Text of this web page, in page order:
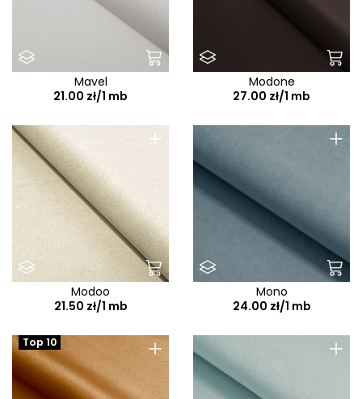
Mavel
21.00 zł/1 mb
Modone
27.00 zł/1 mb
+
Modoo
21.50 zł/1 mb
+
Mono
24.00 zł/1 mb
+
Top 10 +